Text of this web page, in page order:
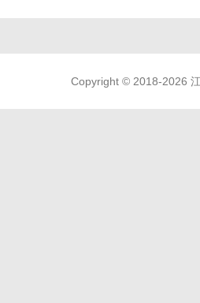
Copyright © 2018-2026